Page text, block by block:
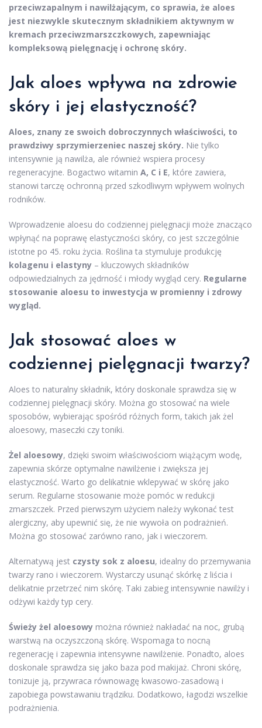
przeciwzapalnym i nawilżającym, co sprawia, że aloes
jest niezwykle skutecznym składnikiem aktywnym w
kremach przeciwzmarszczkowych, zapewniając
kompleksową pielęgnację i ochronę skóry.
Jak aloes wpływa na zdrowie
skóry i jej elastyczność?
Aloes, znany ze swoich dobroczynnych właściwości, to
prawdziwy sprzymierzeniec naszej skóry. Nie tylko
intensywnie ją nawilża, ale również wspiera procesy
regeneracyjne. Bogactwo witamin A, C i E, które zawiera,
stanowi tarczę ochronną przed szkodliwym wpływem wolnych
rodników.
Wprowadzenie aloesu do codziennej pielęgnacji może znacząco
wpłynąć na poprawę elastyczności skóry, co jest szczególnie
istotne po 45. roku życia. Roślina ta stymuluje produkcję
kolagenu i elastyny – kluczowych składników
odpowiedzialnych za jędrność i młody wygląd cery. Regularne
stosowanie aloesu to inwestycja w promienny i zdrowy
wygląd.
Jak stosować aloes w
codziennej pielęgnacji twarzy?
Aloes to naturalny składnik, który doskonale sprawdza się w
codziennej pielęgnacji skóry. Można go stosować na wiele
sposobów, wybierając spośród różnych form, takich jak żel
aloesowy, maseczki czy toniki.
Żel aloesowy, dzięki swoim właściwościom wiążącym wodę,
zapewnia skórze optymalne nawilżenie i zwiększa jej
elastyczność. Warto go delikatnie wklepywać w skórę jako
serum. Regularne stosowanie może pomóc w redukcji
zmarszczek. Przed pierwszym użyciem należy wykonać test
alergiczny, aby upewnić się, że nie wywoła on podrażnień.
Można go stosować zarówno rano, jak i wieczorem.
Alternatywą jest czysty sok z aloesu, idealny do przemywania
twarzy rano i wieczorem. Wystarczy usunąć skórkę z liścia i
delikatnie przetrzeć nim skórę. Taki zabieg intensywnie nawilży i
odżywi każdy typ cery.
Świeży żel aloesowy można również nakładać na noc, grubą
warstwą na oczyszczoną skórę. Wspomaga to nocną
regenerację i zapewnia intensywne nawilżenie. Ponadto, aloes
doskonale sprawdza się jako baza pod makijaż. Chroni skórę,
tonizuje ją, przywraca równowagę kwasowo-zasadową i
zapobiega powstawaniu trądziku. Dodatkowo, łagodzi wszelkie
podrażnienia.